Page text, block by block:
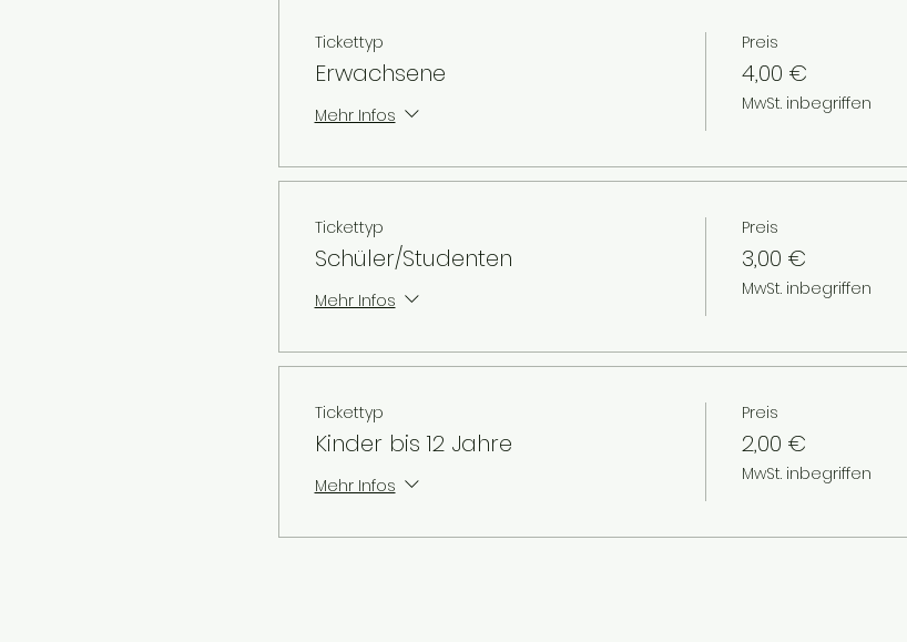
Tickettyp
Erwachsene
Mehr Infos
Preis
4,00 €
MwSt. inbegriffen
Tickettyp
Schüler/Studenten
Mehr Infos
Preis
3,00 €
MwSt. inbegriffen
Tickettyp
Kinder bis 12 Jahre
Mehr Infos
Preis
2,00 €
MwSt. inbegriffen